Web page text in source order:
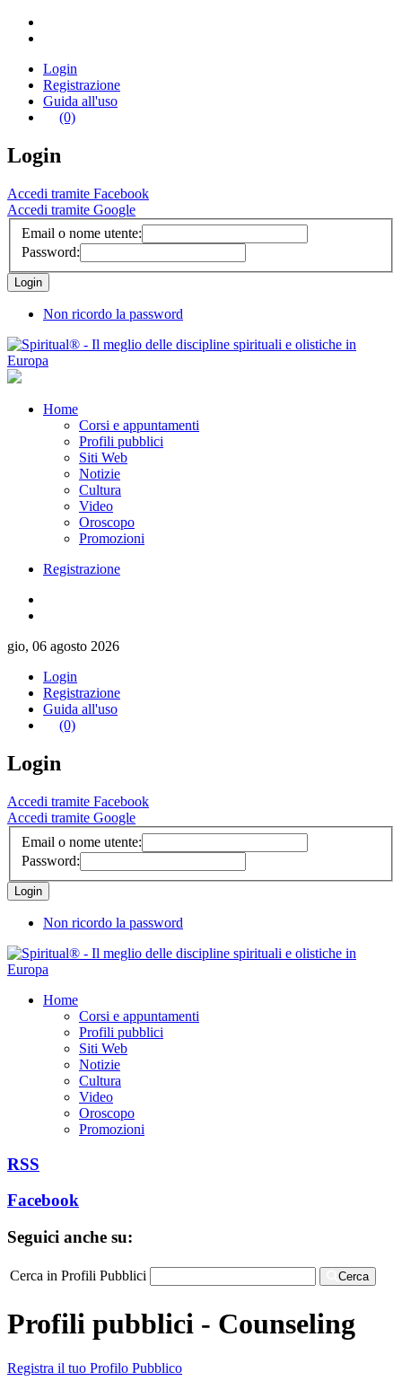
Login
Registrazione
Guida all'uso
(0)
Login
Accedi tramite Facebook
Accedi tramite Google
Email o nome utente:
Password:
Non ricordo la password
Home
Corsi e appuntamenti
Profili pubblici
Siti Web
Notizie
Cultura
Video
Oroscopo
Promozioni
Registrazione
gio, 06 agosto 2026
Login
Registrazione
Guida all'uso
(0)
Login
Accedi tramite Facebook
Accedi tramite Google
Email o nome utente:
Password:
Non ricordo la password
Home
Corsi e appuntamenti
Profili pubblici
Siti Web
Notizie
Cultura
Video
Oroscopo
Promozioni
RSS
Facebook
Seguici anche su:
Cerca in Profili Pubblici Cerca
Profili pubblici - Counseling
Registra il tuo Profilo Pubblico